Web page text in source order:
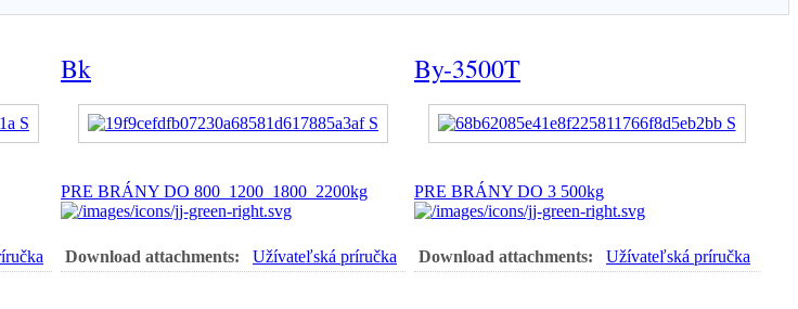
Bk
PRE BRÁNY DO 800_1200_1800_2200kg
Download attachments: Užívateľská príručka
By-3500T
PRE BRÁNY DO 3 500kg
Download attachments: Užívateľská príručka